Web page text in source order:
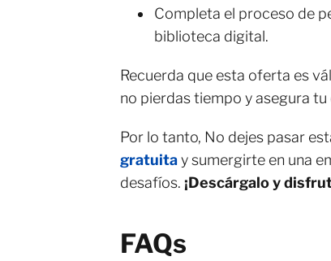
Completa el proceso de
biblioteca digital.
Recuerda que esta oferta es
no pierdas tiempo y asegura
Por lo tanto, No dejes pasar
gratuitay sumergirte en una
desafíos. ¡Descárgalo y
FAQs